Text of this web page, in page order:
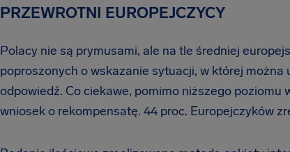
PRZEWROTNI EUROPEJCZYCY
Polacy nie są prymusami, ale na tle średniej
poproszonych o wskazanie sytuacji, w której
odpowiedź. Co ciekawe, pomimo niższego poziomu
wniosek o rekompensatę. 44 proc. Europejczyków